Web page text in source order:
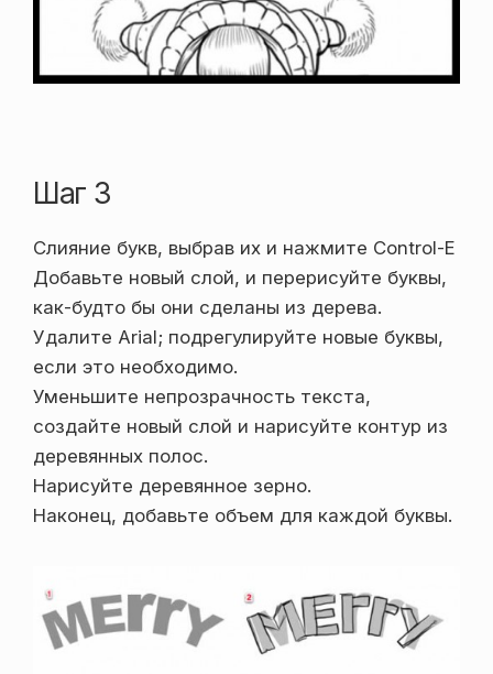
Шаг 3
Слияние букв, выбрав их и нажмите Control-E
Добавьте новый слой, и перерисуйте буквы,
как-будто бы они сделаны из дерева.
Удалите Arial; подрегулируйте новые буквы,
если это необходимо.
Уменьшите непрозрачность текста,
создайте новый слой и нарисуйте контур из
деревянных полос.
Нарисуйте деревянное зерно.
Наконец, добавьте объем для каждой буквы.